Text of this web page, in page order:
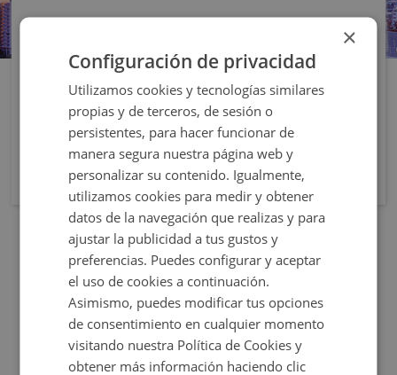
Filtros
×
Configuración de privacidad
Utilizamos cookies y tecnologías similares
propias y de terceros, de sesión o
persistentes, para hacer funcionar de
manera segura nuestra página web y
personalizar su contenido. Igualmente,
utilizamos cookies para medir y obtener
datos de la navegación que realizas y para
ajustar la publicidad a tus gustos y
preferencias. Puedes configurar y aceptar
el uso de cookies a continuación.
Asimismo, puedes modificar tus opciones
de consentimiento en cualquier momento
visitando nuestra Política de Cookies y
obtener más información haciendo clic